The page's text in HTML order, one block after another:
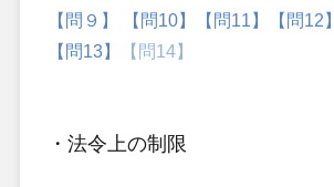
【問９】
【問10】 【問11】
【問12】
【問13】
【問14】
・法令上の制限